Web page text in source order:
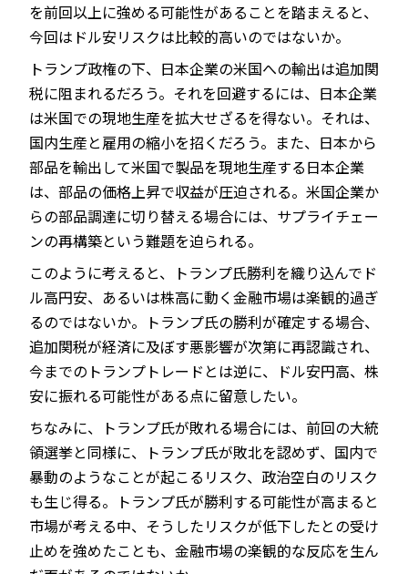
を前回以上に強める可能性があることを踏まえると、
今回はドル安リスクは比較的高いのではないか。
トランプ政権の下、日本企業の米国への輸出は追加関
税に阻まれるだろう。それを回避するには、日本企業
は米国での現地生産を拡大せざるを得ない。それは、
国内生産と雇用の縮小を招くだろう。また、日本から
部品を輸出して米国で製品を現地生産する日本企業
は、部品の価格上昇で収益が圧迫される。米国企業か
らの部品調達に切り替える場合には、サプライチェー
ンの再構築という難題を迫られる。
このように考えると、トランプ氏勝利を織り込んでド
ル高円安、あるいは株高に動く金融市場は楽観的過ぎ
るのではないか。トランプ氏の勝利が確定する場合、
追加関税が経済に及ぼす悪影響が次第に再認識され、
今までのトランプトレードとは逆に、ドル安円高、株
安に振れる可能性がある点に留意したい。
ちなみに、トランプ氏が敗れる場合には、前回の大統
領選挙と同様に、トランプ氏が敗北を認めず、国内で
暴動のようなことが起こるリスク、政治空白のリスク
も生じ得る。トランプ氏が勝利する可能性が高まると
市場が考える中、そうしたリスクが低下したとの受け
止めを強めたことも、金融市場の楽観的な反応を生ん